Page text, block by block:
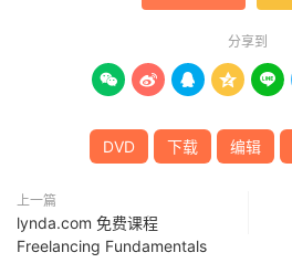
分享到
    
DVD 下载 编辑
上一篇
lynda.com 免费课程
Freelancing Fundamentals